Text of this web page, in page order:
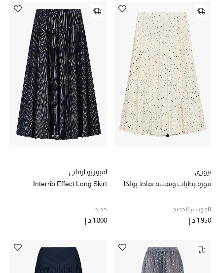
الأطفال
المستلزمات المنزلية
هدايا حسب السعر
تسوقوا الهدايا
مصممون جدد
ثيوري
تنورة بطيات ونقشة نقاط بولكا
الموسم الجديد
1,950 د.إ
امبوريو ارماني
Interrib Effect Long Skirt
جديد
1,800 د.إ